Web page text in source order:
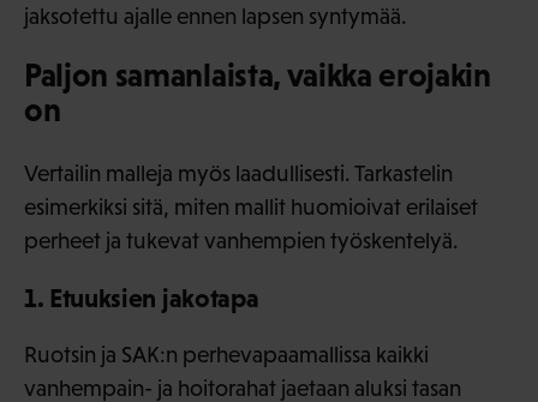
jaksotettu ajalle ennen lapsen syntymää.
Paljon samanlaista, vaikka erojakin
on
Vertailin malleja myös laadullisesti. Tarkastelin
esimerkiksi sitä, miten mallit huomioivat erilaiset
perheet ja tukevat vanhempien työskentelyä.
1. Etuuksien jakotapa
Ruotsin ja SAK:n perhevapaamallissa kaikki
vanhempain- ja hoitorahat jaetaan aluksi tasan